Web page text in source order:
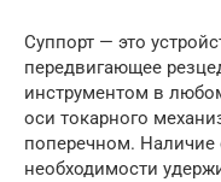
Суппорт — это
передвигающее
инструментом в
оси токарного
поперечном. Наличие
необходимости